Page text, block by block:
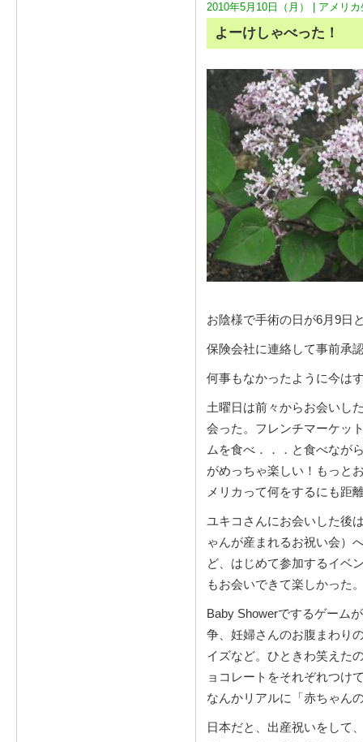
2010年5月10日（月） | アメリカ
よーけしゃべった！
お陰様で手術の日が6月9日
保険会社に連絡して事前承
何事もなかったように今は
土曜日は前々からお会いし
会った。フレンチマーケッ
ムを食べ．．．と食べなが
がめっちゃ楽しい！もっと
メリカって何をするにも距
ユキコさんにお会いした後
ゃんが産まれるお祝い会）
ど、はじめて参加するイベ
もお会いできて楽しかった
Baby Showerでするゲーム
争、妊婦さんのお腹まわり
イズなど。ひときわ笑えた
ョコレートをそれぞれつけ
なんかリアルに「赤ちゃん
日本だと、出産祝いをして